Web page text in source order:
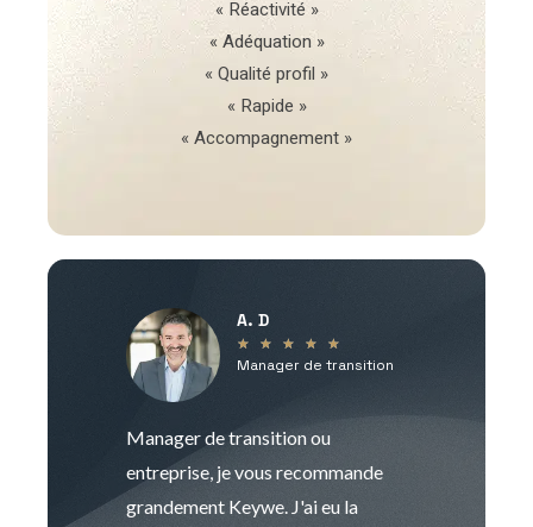
« Réactivité »
« Adéquation »
« Qualité profil »
« Rapide »
« Accompagnement »
A. D
★ ★ ★ ★ ★
Manager de transition
Manager de transition ou
entreprise, je vous recommande
grandement Keywe. J'ai eu la